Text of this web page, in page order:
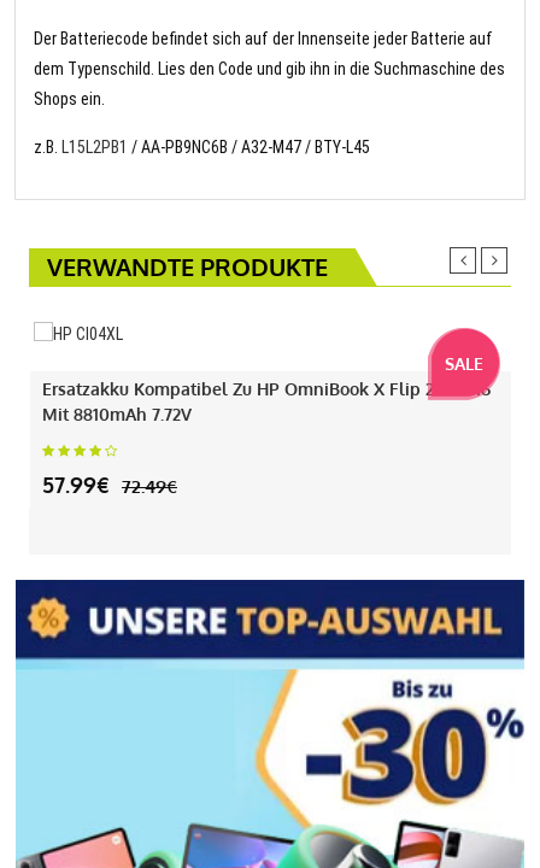
Der Batteriecode befindet sich auf der Innenseite jeder Batterie auf
dem Typenschild. Lies den Code und gib ihn in die Suchmaschine des
Shops ein.
z.B. L15L2PB1 / AA-PB9NC6B / A32-M47 / BTY-L45
VERWANDTE PRODUKTE
SALE
Ersatzakku Kompatibel Zu HP OmniBook X Flip 2-IN-1 16
Mit 8810mAh 7.72V
57.99€ 72.49€